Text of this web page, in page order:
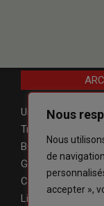
Nous
Nous
de
accepter »,
Un week-end
Trophy !
BOURSE « MOTO
GEDINNE » 21/05/
Carte de membre
Licence Classic